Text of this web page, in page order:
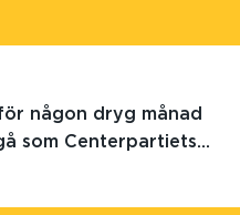
någon dryg månad
som Centerpartiets...